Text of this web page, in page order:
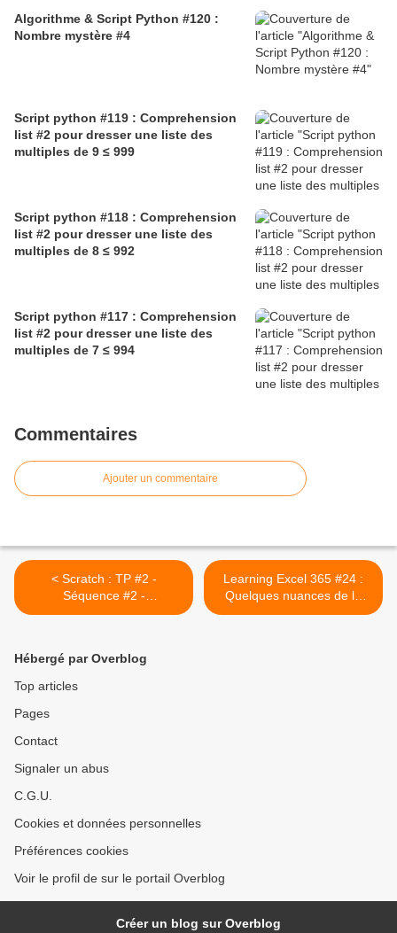
Algorithme & Script Python #120 :
Nombre mystère #4
Script python #119 : Comprehension
list #2 pour dresser une liste des
multiples de 9 ≤ 999
Script python #118 : Comprehension
list #2 pour dresser une liste des
multiples de 8 ≤ 992
Script python #117 : Comprehension
list #2 pour dresser une liste des
multiples de 7 ≤ 994
Commentaires
Ajouter un commentaire
< Scratch : TP #2 -
Séquence #2 -
Constructions de polygones
Learning Excel 365 #24 :
Quelques nuances de la
fonction Somme #1 >
Hébergé par Overblog
Top articles
Pages
Contact
Signaler un abus
C.G.U.
Cookies et données personnelles
Préférences cookies
Voir le profil de sur le portail Overblog
Créer un blog sur Overblog